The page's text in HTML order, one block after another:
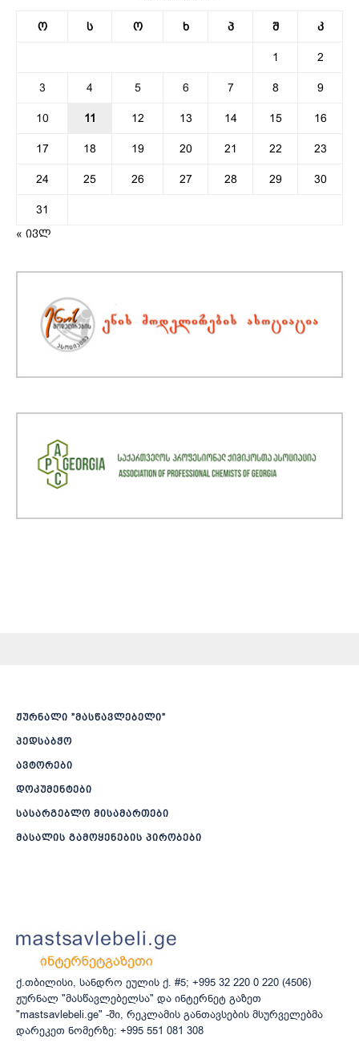
ო ს ო ხ პ შ კ
1 2
3 4 5 6 7 8 9
10 11 12 13 14 15 16
17 18 19 20 21 22 23
24 25 26 27 28 29 30
31
« ივლ
ჟურნალი ”მასწავლებელი”
პედსაბჭო
ავტორები
დოკუმენტები
სასარგებლო მისამართები
მასალის გამოყენების პირობები
ქ.თბილისი, სანდრო ეულის ქ. #5; +995 32 220 0 220 (4506)
ჟურნალ "მასწავლებელსა" და ინტერნეტ გაზეთ
"mastsavlebeli.ge" -ში, რეკლამის განთავსების მსურველებმა
დარეკეთ ნომერზე: +995 551 081 308